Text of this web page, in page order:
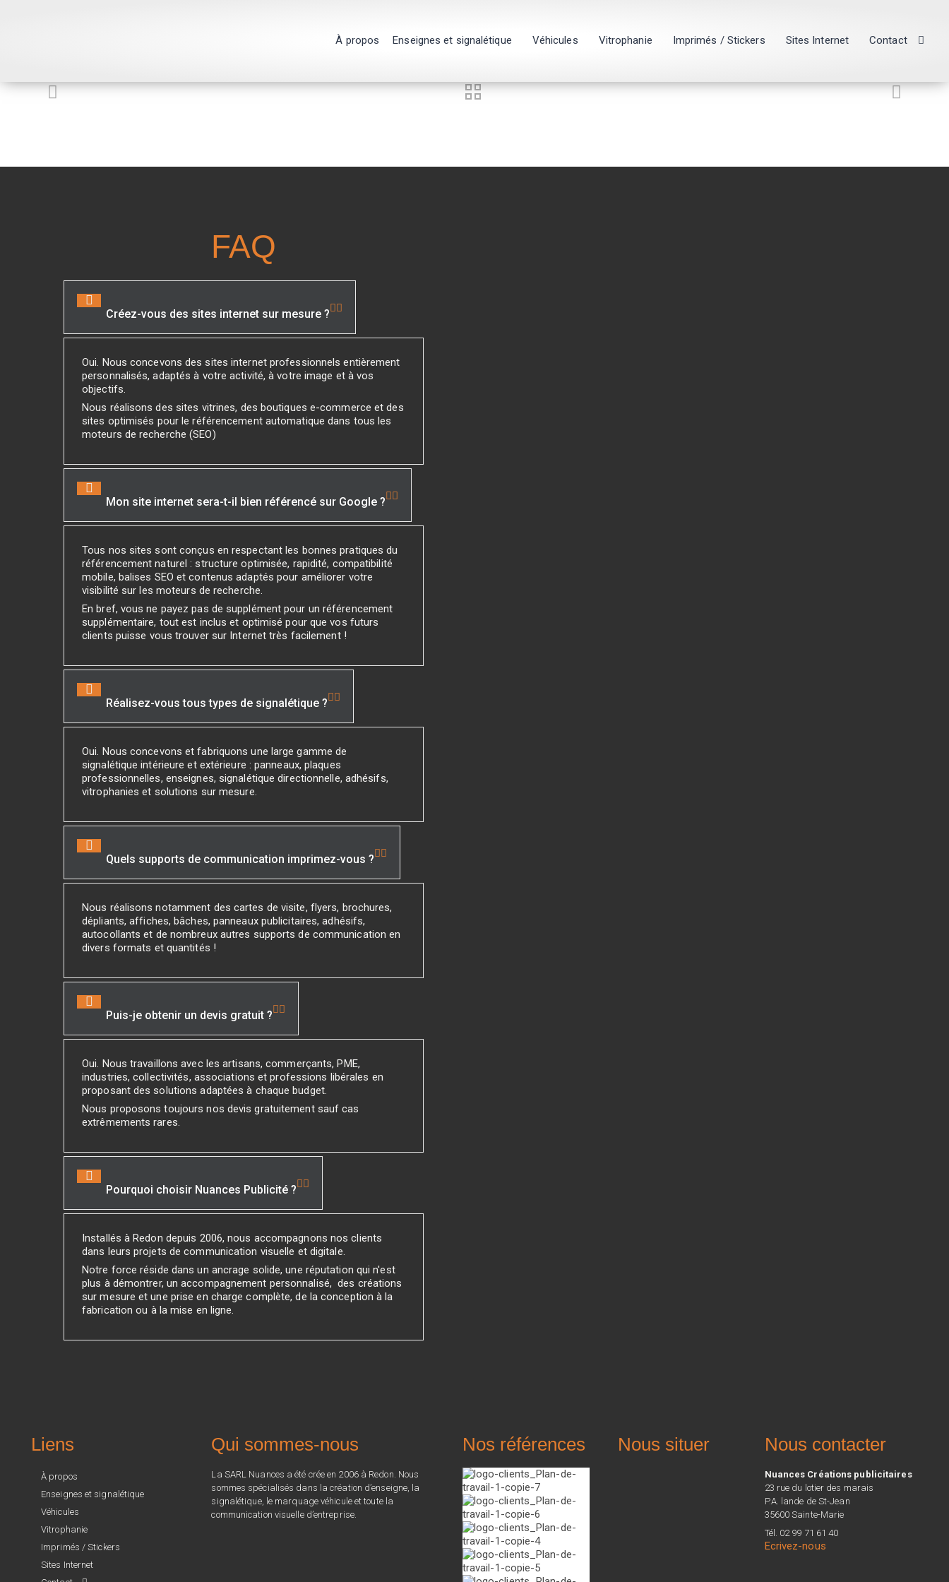
À propos Enseignes et signalétique Véhicules Vitrophanie Imprimés / Stickers Sites Internet Contact
FAQ
Créez-vous des sites internet sur mesure ?
Oui. Nous concevons des sites internet professionnels entièrement
personnalisés, adaptés à votre activité, à votre image et à vos
objectifs.
Nous réalisons des sites vitrines, des boutiques e-commerce et des
sites optimisés pour le référencement automatique dans tous les
moteurs de recherche (SEO)
Mon site internet sera-t-il bien référencé sur Google ?
Tous nos sites sont conçus en respectant les bonnes pratiques du
référencement naturel : structure optimisée, rapidité, compatibilité
mobile, balises SEO et contenus adaptés pour améliorer votre
visibilité sur les moteurs de recherche.
En bref, vous ne payez pas de supplément pour un référencement
supplémentaire, tout est inclus et optimisé pour que vos futurs
clients puisse vous trouver sur Internet très facilement !
Réalisez-vous tous types de signalétique ?
Oui. Nous concevons et fabriquons une large gamme de
signalétique intérieure et extérieure : panneaux, plaques
professionnelles, enseignes, signalétique directionnelle, adhésifs,
vitrophanies et solutions sur mesure.
Quels supports de communication imprimez-vous ?
Nous réalisons notamment des cartes de visite, flyers, brochures,
dépliants, affiches, bâches, panneaux publicitaires, adhésifs,
autocollants et de nombreux autres supports de communication en
divers formats et quantités !
Puis-je obtenir un devis gratuit ?
Oui. Nous travaillons avec les artisans, commerçants, PME,
industries, collectivités, associations et professions libérales en
proposant des solutions adaptées à chaque budget.
Nous proposons toujours nos devis gratuitement sauf cas
extrêmements rares.
Pourquoi choisir Nuances Publicité ?
Installés à Redon depuis 2006, nous accompagnons nos clients
dans leurs projets de communication visuelle et digitale.
Notre force réside dans un ancrage solide, une réputation qui n'est
plus à démontrer, un accompagnement personnalisé, des créations
sur mesure et une prise en charge complète, de la conception à la
fabrication ou à la mise en ligne.
Liens
À propos
Enseignes et signalétique
Véhicules
Vitrophanie
Imprimés / Stickers
Sites Internet
Qui sommes-nous
La SARL Nuances a été crée en 2006 à Redon. Nous
sommes spécialisés dans la création d’enseigne, la
signalétique, le marquage véhicule et toute la
communication visuelle d’entreprise.
Nos références Nous situer Nous contacter
Nuances Créations publicitaires
23 rue du lotier des marais
P.A. lande de St-Jean
35600 Sainte-Marie
Tél. 02 99 71 61 40
Ecrivez-nous